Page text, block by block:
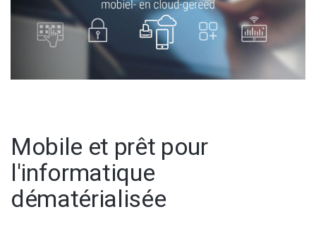
Mobile et prêt pour
l'informatique
dématérialisée